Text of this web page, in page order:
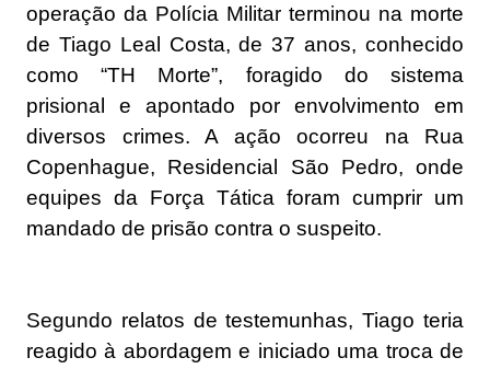
operação da Polícia Militar terminou na morte
de Tiago Leal Costa, de 37 anos, conhecido
como “TH Morte”, foragido do sistema
prisional e apontado por envolvimento em
diversos crimes. A ação ocorreu na Rua
Copenhague, Residencial São Pedro, onde
equipes da Força Tática foram cumprir um
mandado de prisão contra o suspeito.
Segundo relatos de testemunhas, Tiago teria
reagido à abordagem e iniciado uma troca de